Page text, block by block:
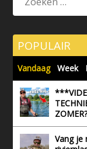
POPULAIR
Vandaag Week
Vang je